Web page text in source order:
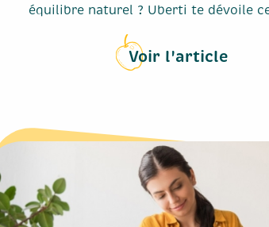
équilibre naturel ? Uberti te dévoile
Voir l'article